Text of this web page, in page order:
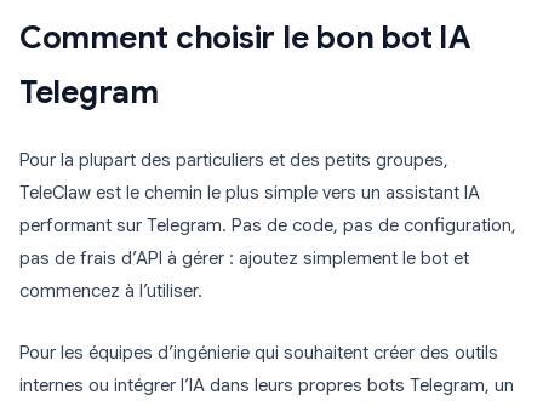
Comment choisir le bon bot IA
Telegram
Pour la plupart des particuliers et des petits groupes,
TeleClaw est le chemin le plus simple vers un assistant IA
performant sur Telegram. Pas de code, pas de configuration,
pas de frais d’API à gérer : ajoutez simplement le bot et
commencez à l’utiliser.
Pour les équipes d’ingénierie qui souhaitent créer des outils
internes ou intégrer l’IA dans leurs propres bots Telegram, un